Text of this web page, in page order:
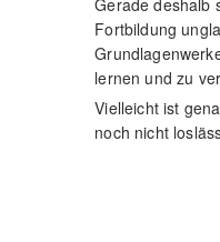
Fortbildung
lernen und zu
Vielleicht ist
noch nicht